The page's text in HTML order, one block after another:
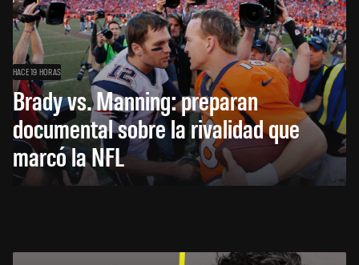
HACE 19 HORAS
Brady vs. Manning: preparan
documental sobre la rivalidad que
marcó la NFL